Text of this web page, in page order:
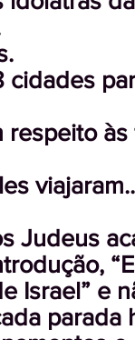
cidades
Judeus
Israel” e
parada